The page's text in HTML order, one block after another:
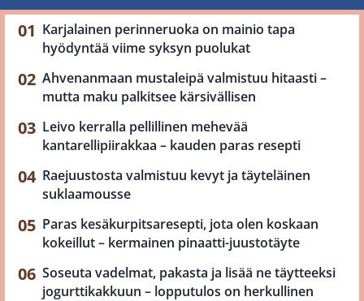
Karjalainen perinneruoka on mainio tapa
hyödyntää viime syksyn puolukat
Ahvenanmaan mustaleipä valmistuu hitaasti –
mutta maku palkitsee kärsivällisen
Leivo kerralla pellillinen mehevää
kantarellipiirakkaa – kauden paras resepti
Raejuustosta valmistuu kevyt ja täyteläinen
suklaamousse
Paras kesäkurpitsaresepti, jota olen koskaan
kokeillut – kermainen pinaatti-juustotäyte
Soseuta vadelmat, pakasta ja lisää ne täytteeksi
jogurttikakkuun – lopputulos on herkullinen